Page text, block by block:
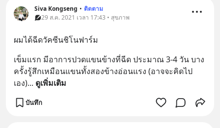
Siva Kongseng • ติดตาม
29 ส.ค. 2021 เวลา 17:43 • สุขภาพ
ผมได้ฉีดวัคซีนชิโนฟาร์ม
เข็มแรก มีอาการปวดแขนข้างที่ฉีด ประมาณ 3-4 วัน บาง
ครั้งรู้สึกเหมือนแขนทั้งสองข้างอ่อนแรง (อาจจะคิดไป
เอง)... ดูเพิ่มเติม
บันทึก